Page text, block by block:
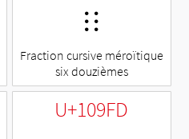
𐧻
Fraction cursive méroïtique
six douzièmes
U+109FD